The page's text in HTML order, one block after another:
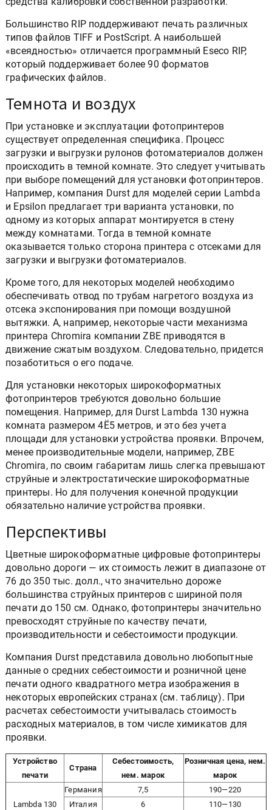
Большинство RIP поддерживают печать различных
типов файлов TIFF и PostScript. А наибольшей
«всеядностью» отличается программный Eseco RIP,
который поддерживает более 90 форматов
графических файлов.
Темнота и воздух
При установке и эксплуатации фотопринтеров
существует определенная специфика. Процесс
загрузки и выгрузки рулонов фотоматериалов должен
происходить в темной комнате. Это следует учитывать
при выборе помещений для установки фотопринтеров.
Например, компания Durst для моделей серии Lambda
и Epsilon предлагает три варианта установки, по
одному из которых аппарат монтируется в стену
между комнатами. Тогда в темной комнате
оказывается только сторона принтера с отсеками для
загрузки и выгрузки фотоматериалов.
Кроме того, для некоторых моделей необходимо
обеспечивать отвод по трубам нагретого воздуха из
отсека экспонирования при помощи воздушной
вытяжки. А, например, некоторые части механизма
принтера Chromira компании ZBE приводятся в
движение сжатым воздухом. Следовательно, придется
позаботиться о его подаче.
Для установки некоторых широкоформатных
фотопринтеров требуются довольно большие
помещения. Например, для Durst Lambda 130 нужна
комната размером 4Ё5 метров, и это без учета
площади для установки устройства проявки. Впрочем,
менее производительные модели, например, ZBE
Chromira, по своим габаритам лишь слегка превышают
струйные и электростатические широкоформатные
принтеры. Но для получения конечной продукции
обязательно наличие устройства проявки.
Перспективы
Цветные широкоформатные цифровые фотопринтеры
довольно дороги — их стоимость лежит в диапазоне от
76 до 350 тыс. долл., что значительно дороже
большинства струйных принтеров с шириной поля
печати до 150 см. Однако, фотопринтеры значительно
превосходят струйные по качеству печати,
производительности и себестоимости продукции.
Компания Durst представила довольно любопытные
данные о средних себестоимости и розничной цене
печати одного квадратного метра изображения в
некоторых европейских странах (см. таблицу). При
расчетах себестоимости учитывалась стоимость
расходных материалов, в том числе химикатов для
проявки.
Устройство
печати
Страна
Себестоимость,
нем. марок
Розничная цена, нем.
марок
Lambda 130
Германия 7,5
190—220
Италия
6
110—130